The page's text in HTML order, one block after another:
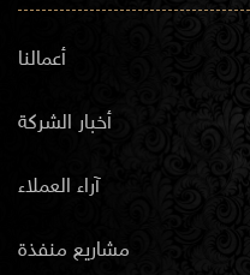
أعمالنا
أخبار الشركة
آراء العملاء
مشاريع منفذة